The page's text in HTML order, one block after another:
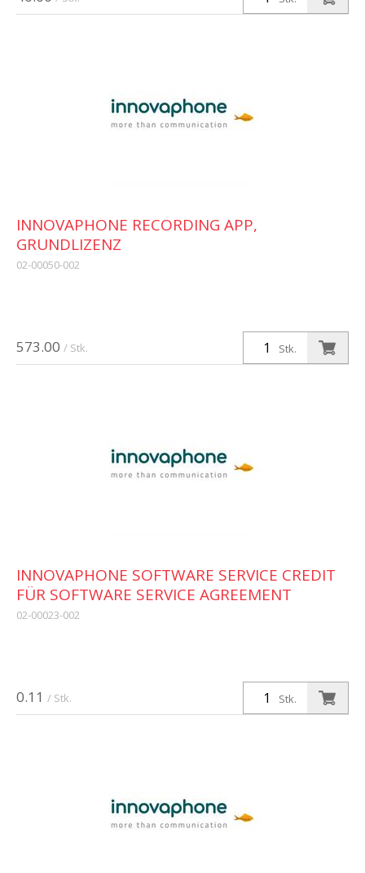
573.00 / Stk. Stk.
INNOVAPHONE RECORDING APP,
GRUNDLIZENZ
02-00050-002
0.11 / Stk. Stk.
INNOVAPHONE SOFTWARE SERVICE CREDIT
FÜR SOFTWARE SERVICE AGREEMENT
02-00023-002